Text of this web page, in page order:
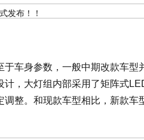
于车身参数，一般中期改款车型
计，大灯组内部采用了矩阵式
调整。和现款车型相比，新款车